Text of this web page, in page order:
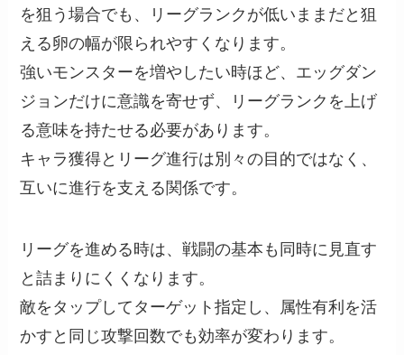
を狙う場合でも、リーグランクが低いままだと狙
える卵の幅が限られやすくなります。
強いモンスターを増やしたい時ほど、エッグダン
ジョンだけに意識を寄せず、リーグランクを上げ
る意味を持たせる必要があります。
キャラ獲得とリーグ進行は別々の目的ではなく、
互いに進行を支える関係です。
リーグを進める時は、戦闘の基本も同時に見直す
と詰まりにくくなります。
敵をタップしてターゲット指定し、属性有利を活
かすと同じ攻撃回数でも効率が変わります。